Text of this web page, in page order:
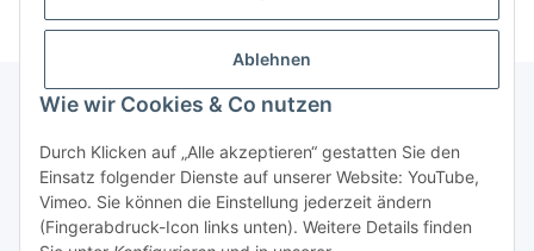
Ablehnen
Wie wir Cookies & Co nutzen
Durch Klicken auf „Alle akzeptieren“ gestatten Sie den
Einsatz folgender Dienste auf unserer Website: YouTube,
Vimeo. Sie können die Einstellung jederzeit ändern
(Fingerabdruck-Icon links unten). Weitere Details finden
Informationen
Gesetzliche Informationen